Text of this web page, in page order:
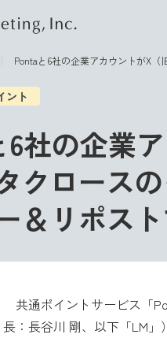
Pontaと6社の企業アカウントがX
ント
6社の企業
クロース
＆リポス
共通ポイントサービス「
長：長谷川 剛、以下「LM